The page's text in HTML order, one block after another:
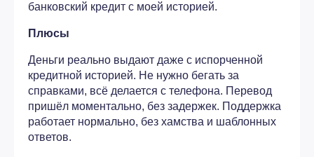
банковский кредит с моей историей.
Плюсы
Деньги реально выдают даже с испорченной
кредитной историей. Не нужно бегать за
справками, всё делается с телефона. Перевод
пришёл моментально, без задержек. Поддержка
работает нормально, без хамства и шаблонных
ответов.